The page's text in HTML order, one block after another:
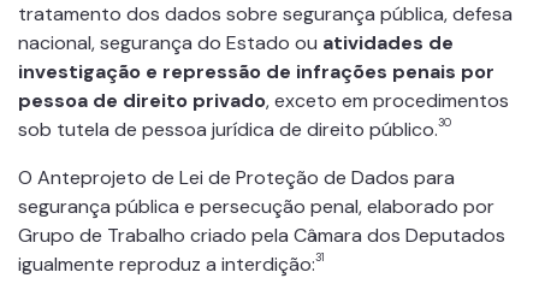
tratamento dos dados sobre segurança pública, defesa
nacional, segurança do Estado ou atividades de
investigação e repressão de infrações penais por
pessoa de direito privado, exceto em procedimentos
sob tutela de pessoa jurídica de direito público.30
O Anteprojeto de Lei de Proteção de Dados para
segurança pública e persecução penal, elaborado por
Grupo de Trabalho criado pela Câmara dos Deputados
igualmente reproduz a interdição:31